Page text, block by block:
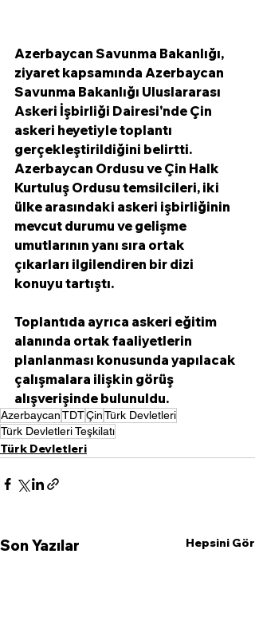
Azerbaycan Savunma Bakanlığı,
ziyaret kapsamında Azerbaycan
Savunma Bakanlığı Uluslararası
Askeri İşbirliği Dairesi'nde Çin
askeri heyetiyle toplantı
gerçekleştirildiğini belirtti.
Azerbaycan Ordusu ve Çin Halk
Kurtuluş Ordusu temsilcileri, iki
ülke arasındaki askeri işbirliğinin
mevcut durumu ve gelişme
umutlarının yanı sıra ortak
çıkarları ilgilendiren bir dizi
konuyu tartıştı.
Toplantıda ayrıca askeri eğitim
alanında ortak faaliyetlerin
planlanması konusunda yapılacak
çalışmalara ilişkin görüş
alışverişinde bulunuldu.
AzerbaycanTDTÇinTürk Devletleri
Türk Devletleri Teşkilatı
Türk Devletleri
Son Yazılar Hepsini Gör